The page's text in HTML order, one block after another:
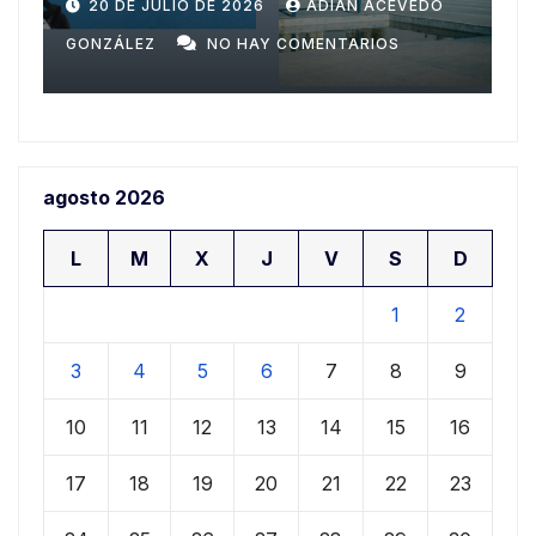
ACEVEDO
ajedrez ariguanabense
19 DE JULIO DE 2026 ADIAN
GONZÁLEZ NO HAY COMENTARIOS
agosto 2026
L M X J V S D
1 2
3 4 5 6 7 8 9
10 11 12 13 14 15 16
17 18 19 20 21 22 23